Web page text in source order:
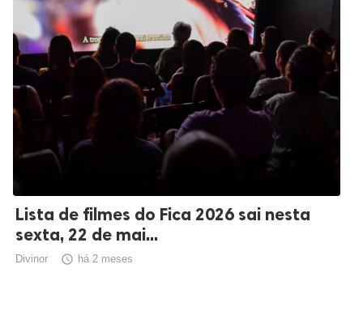
Lista de filmes do Fica 2026 sai nesta
sexta, 22 de mai...
Divinor  há 2 meses